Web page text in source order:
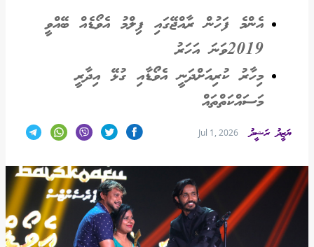
އެންމެ ފަހުން ރާއްޖޭގައި ފިލްމު އެވޯޑެއް ބޭއްވީ
2019ވަނަ އަހަރު
މިހާރު ކުރިއަށްދަނީ އެވޯޑާއި ގުޅޭ އިދާރީ
މަސައްކަތްތައް
ޔަޒީދު ރަޝީދު Jul 1, 2026